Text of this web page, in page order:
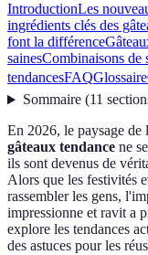
IntroductionLes
ingrédients clés des
font la différence
sainesCombinaisons de
tendancesFAQGlossaire
Sommaire(11
En 2026, le paysage de
gâteaux tendance ne
ils sont devenus de
Alors que les festivités
rassembler les gens,
impressionne et ravit a
explore les tendances
des astuces pour les